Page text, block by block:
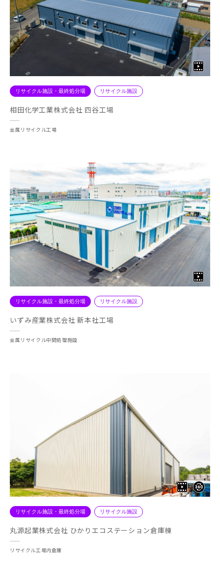
リサイクル施設・最終処分場 リサイクル施設
相田化学工業株式会社 四谷工場
金属リサイクル工場
リサイクル施設・最終処分場 リサイクル施設
いずみ産業株式会社 新本社工場
金属リサイクル中間処理施設
リサイクル施設・最終処分場 リサイクル施設
丸源起業株式会社 ひかりエコステーション倉庫棟
リサイクル工場内倉庫